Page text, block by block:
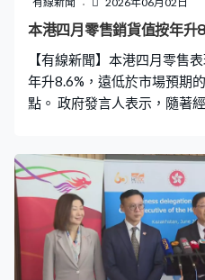
本港四月零售銷貨值按年升
【有線新聞】本港四月零售
年升8.6%，遠低於市場預期
點。 政府發言人表示，隨著